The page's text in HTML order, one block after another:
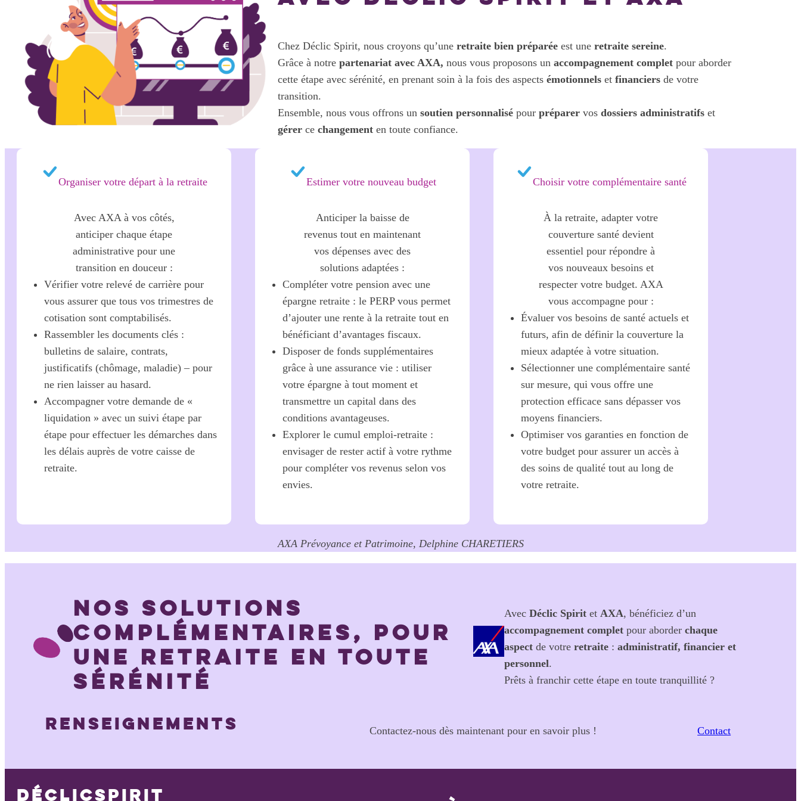
Chez Déclic Spirit, nous croyons qu’une retraite bien préparéeest une retraite sereine.
Grâce à notrepartenariat avec AXA, nous vous proposons un accompagnement completpour aborder
cette étape avec sérénité, en prenant soin à la fois des aspects émotionnels et financiers de votre
transition.
Ensemble, nous vous offrons un soutien personnalisépour préparervos dossiers administratifset
gérer ce changement en toute confiance.
Organiser votre départ à la retraite
Avec AXA à vos côtés,
anticiper chaque étape
administrative pour une
transition en douceur :
Vérifier votre relevé de carrière pour
vous assurer que tous vos trimestres de
cotisation sont comptabilisés.
Rassembler les documents clés :
bulletins de salaire, contrats,
justificatifs (chômage, maladie) – pour
ne rien laisser au hasard.
Accompagner votre demande de «
liquidation » avec un suivi étape par
étape pour effectuer les démarches dans
les délais auprès de votre caisse de
retraite.
Estimer votre nouveau budget
Anticiper la baisse de
revenus tout en maintenant
vos dépenses avec des
solutions adaptées :
Compléter votre pension avec une
épargne retraite : le PERP vous permet
d’ajouter une rente à la retraite tout en
bénéficiant d’avantages fiscaux.
Disposer de fonds supplémentaires
grâce à une assurance vie : utiliser
votre épargne à tout moment et
transmettre un capital dans des
conditions avantageuses.
Explorer le cumul emploi-retraite :
envisager de rester actif à votre rythme
pour compléter vos revenus selon vos
envies.
Choisir votre complémentaire santé
À la retraite, adapter votre
couverture santé devient
essentiel pour répondre à
vos nouveaux besoins et
respecter votre budget. AXA
vous accompagne pour :
Évaluer vos besoins de santé actuels et
futurs, afin de définir la couverture la
mieux adaptée à votre situation.
Sélectionner une complémentaire santé
sur mesure, qui vous offre une
protection efficace sans dépasser vos
moyens financiers.
Optimiser vos garanties en fonction de
votre budget pour assurer un accès à
des soins de qualité tout au long de
votre retraite.
AXA Prévoyance et Patrimoine, Delphine CHARETIERS
NOS SOLUTIONS
COMPLÉMENTAIRES, POUR
UNE RETRAITE EN TOUTE
SÉRÉNITÉ
Avec Déclic Spiritet AXA, bénéficiez d’un
accompagnement completpour aborder chaque
aspectde votre retraite : administratif, financier et
personnel.
Prêts à franchir cette étape en toute tranquillité ?
RENSEIGNEMENTS Contactez-nous dès maintenant pour en savoir plus ! Contact
DÉCLICSPIRIT